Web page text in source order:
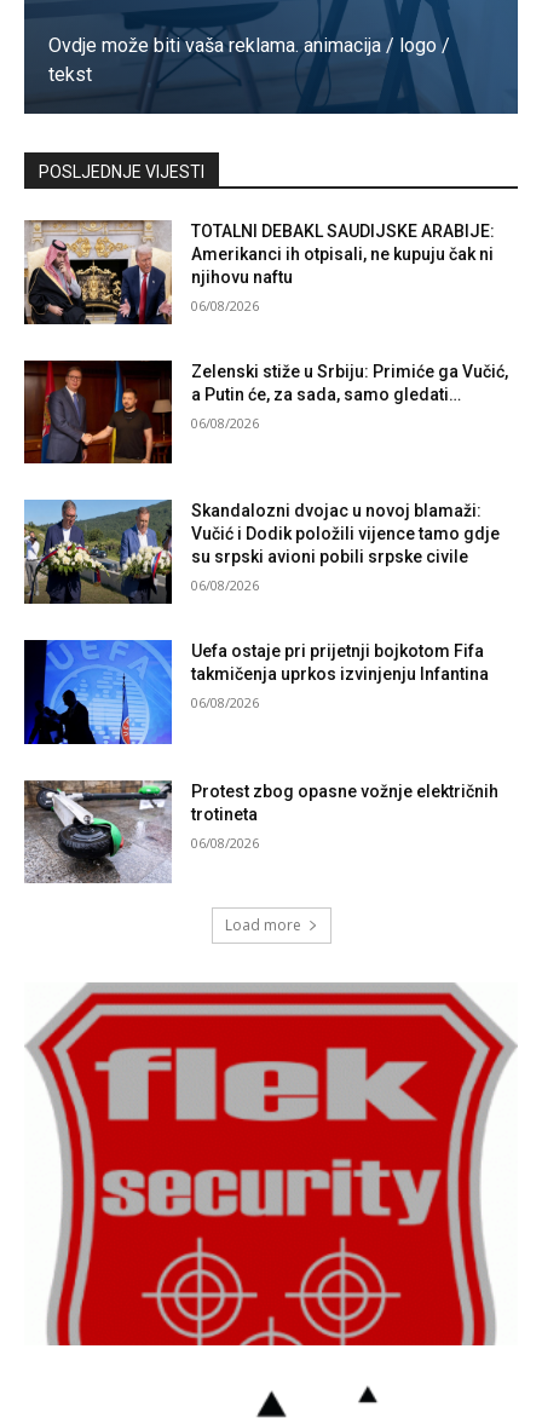
Ovdje može biti vaša reklama. animacija / logo /
tekst
Kontaktirajte nas
POSLJEDNJE VIJESTI
TOTALNI DEBAKL SAUDIJSKE ARABIJE:
Amerikanci ih otpisali, ne kupuju čak ni
njihovu naftu
06/08/2026
Zelenski stiže u Srbiju: Primiće ga Vučić,
a Putin će, za sada, samo gledati…
06/08/2026
Skandalozni dvojac u novoj blamaži:
Vučić i Dodik položili vijence tamo gdje
su srpski avioni pobili srpske civile
06/08/2026
Uefa ostaje pri prijetnji bojkotom Fifa
takmičenja uprkos izvinjenju Infantina
06/08/2026
Protest zbog opasne vožnje električnih
trotineta
06/08/2026
Load more